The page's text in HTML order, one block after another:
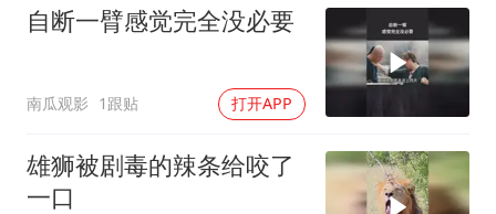
自断一臂感觉完全没必要
南瓜观影 1跟贴 打开APP
雄狮被剧毒的辣条给咬了
一口